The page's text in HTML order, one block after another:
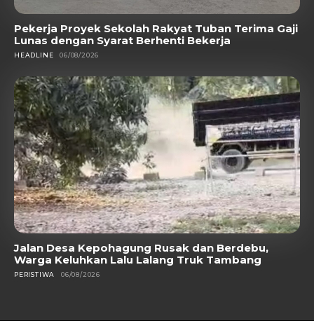
Pekerja Proyek Sekolah Rakyat Tuban Terima Gaji
Lunas dengan Syarat Berhenti Bekerja
HEADLINE 06/08/2026
Jalan Desa Kepohagung Rusak dan Berdebu,
Warga Keluhkan Lalu Lalang Truk Tambang
PERISTIWA 06/08/2026